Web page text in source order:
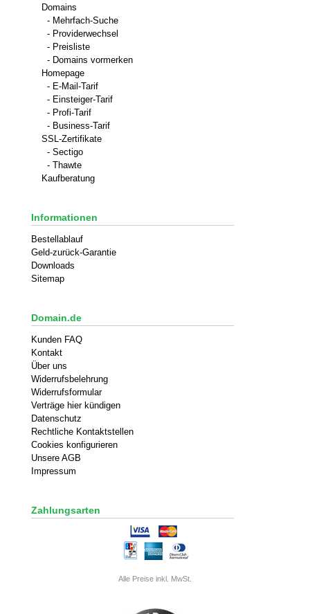
Domains
- Mehrfach-Suche
- Providerwechsel
- Preisliste
- Domains vormerken
Homepage
- E-Mail-Tarif
- Einsteiger-Tarif
- Profi-Tarif
- Business-Tarif
SSL-Zertifikate
- Sectigo
- Thawte
Kaufberatung
Informationen
Bestellablauf
Geld-zurück-Garantie
Downloads
Sitemap
Domain.de
Kunden FAQ
Kontakt
Über uns
Widerrufsbelehrung
Widerrufsformular
Verträge hier kündigen
Datenschutz
Rechtliche Kontaktstellen
Cookies konfigurieren
Unsere AGB
Impressum
Zahlungsarten
Alle Preise inkl. MwSt.